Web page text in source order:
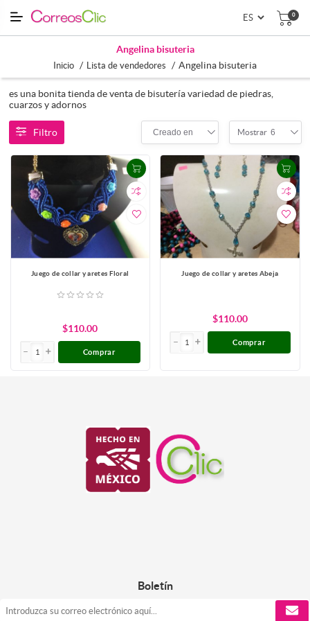
0
Angelina bisuteria
Inicio / Lista de vendedores / Angelina bisuteria
es una bonita tienda de venta de bisutería variedad de piedras,
cuarzos y adornos
Filtro Creado en Mostrar 6
Juego de collar y aretes Floral
$110.00
Comprar
Juego de collar y aretes Abeja
$110.00
Comprar
Boletín